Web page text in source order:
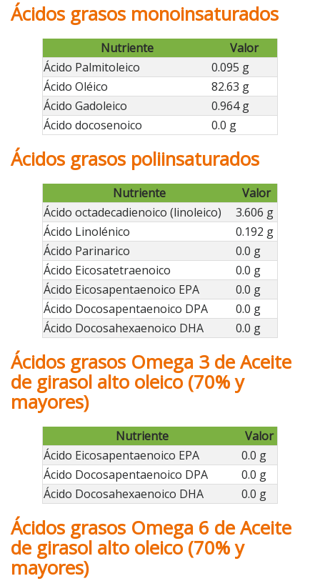
Ácidos grasos monoinsaturados
Nutriente
Valor
Ácido Palmitoleico
0.095 g
Ácido Oléico
82.63 g
Ácido Gadoleico
0.964 g
Ácido docosenoico
0.0 g
Ácidos grasos poliinsaturados
Nutriente
Valor
Ácido octadecadienoico (linoleico)
3.606 g
Ácido Linolénico
0.192 g
Ácido Parinarico
0.0 g
Ácido Eicosatetraenoico
0.0 g
Ácido Eicosapentaenoico EPA
0.0 g
Ácido Docosapentaenoico DPA
0.0 g
Ácido Docosahexaenoico DHA
0.0 g
Ácidos grasos Omega 3 de Aceite
de girasol alto oleico (70% y
mayores)
Nutriente
Valor
Ácido Eicosapentaenoico EPA
0.0 g
Ácido Docosapentaenoico DPA
0.0 g
Ácido Docosahexaenoico DHA
0.0 g
Ácidos grasos Omega 6 de Aceite
de girasol alto oleico (70% y
mayores)